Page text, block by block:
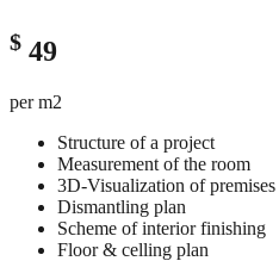
$ 49
per m2
Structure of a project
Measurement of the room
3D-Visualization of premises
Dismantling plan
Scheme of interior finishing
Floor & celling plan